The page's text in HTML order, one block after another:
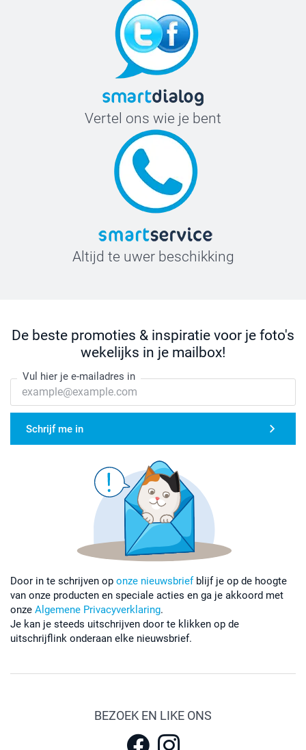
Vertel ons wie je bent
Altijd te uwer beschikking
De beste promoties & inspiratie voor je foto's
wekelijks in je mailbox!
Vul hier je e-mailadres in
Schrijf me in
Door in te schrijven op onze nieuwsbrief blijf je op de hoogte
van onze producten en speciale acties en ga je akkoord met
onze Algemene Privacyverklaring.
Je kan je steeds uitschrijven door te klikken op de
uitschrijflink onderaan elke nieuwsbrief.
BEZOEK EN LIKE ONS